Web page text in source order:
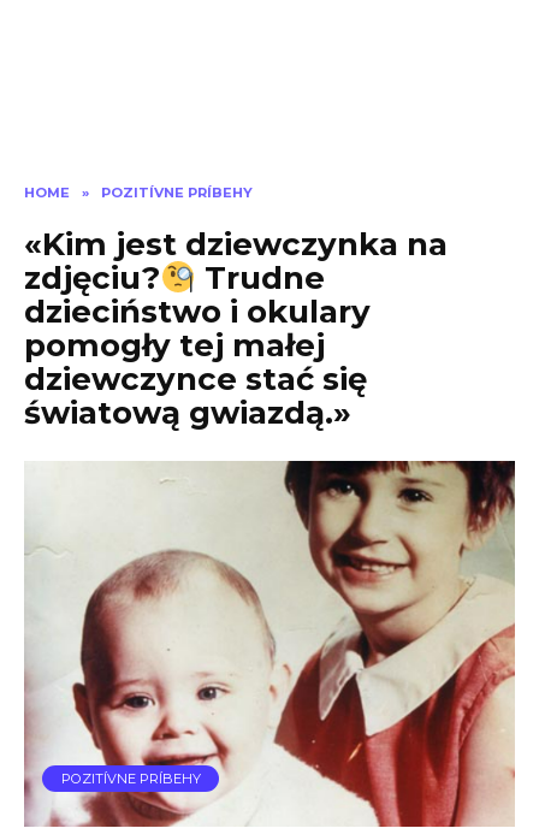
HOME » POZITÍVNE PRÍBEHY
«Kim jest dziewczynka na
zdjęciu?
Trudne
dzieciństwo i okulary
pomogły tej małej
dziewczynce stać się
światową gwiazdą.»
POZITÍVNE PRÍBEHY